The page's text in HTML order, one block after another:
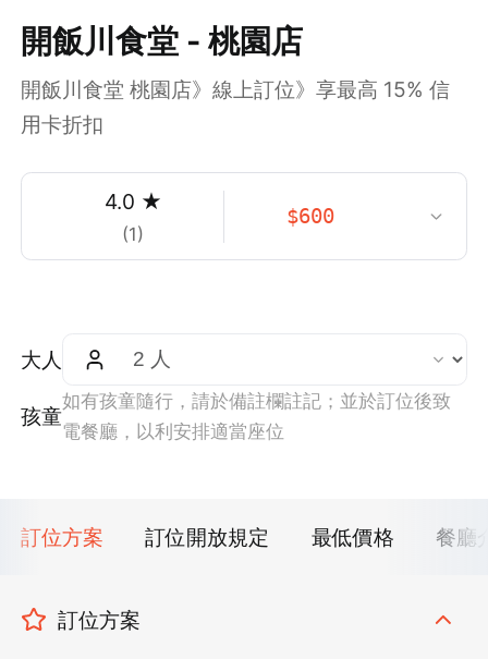
開飯川食堂 - 桃園店
開飯川食堂 桃園店》線上訂位》享最高 15% 信
用卡折扣
4.0 ★
(1)
$600
大人
孩童
如有孩童隨行，請於備註欄註記；並於訂位後致
電餐廳，以利安排適當座位
訂位方案 訂位開放規定 最低價格 餐廳
訂位方案